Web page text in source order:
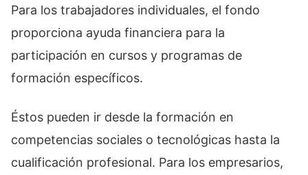
Para los trabajadores individuales, el fondo
proporciona ayuda financiera para la
participación en cursos y programas de
formación específicos.
Éstos pueden ir desde la formación en
competencias sociales o tecnológicas hasta la
cualificación profesional. Para los empresarios,